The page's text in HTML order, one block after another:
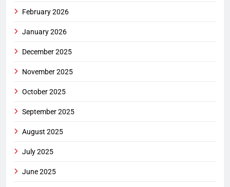
February 2026
January 2026
December 2025
November 2025
October 2025
September 2025
August 2025
July 2025
June 2025